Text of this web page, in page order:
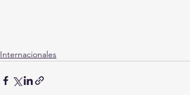
Internacionales